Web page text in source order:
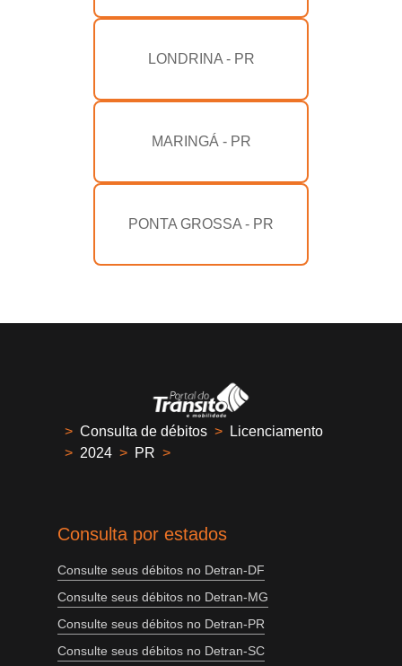
LONDRINA - PR
MARINGÁ - PR
PONTA GROSSA - PR
> Consulta de débitos >
Licenciamento
> 2024 > PR >
Consulta por estados
Consulte seus débitos no Detran-DF
Consulte seus débitos no Detran-MG
Consulte seus débitos no Detran-PR
Consulte seus débitos no Detran-SC